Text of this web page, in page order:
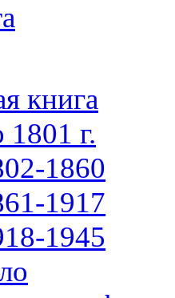
книга
г.
1860
1917
1945